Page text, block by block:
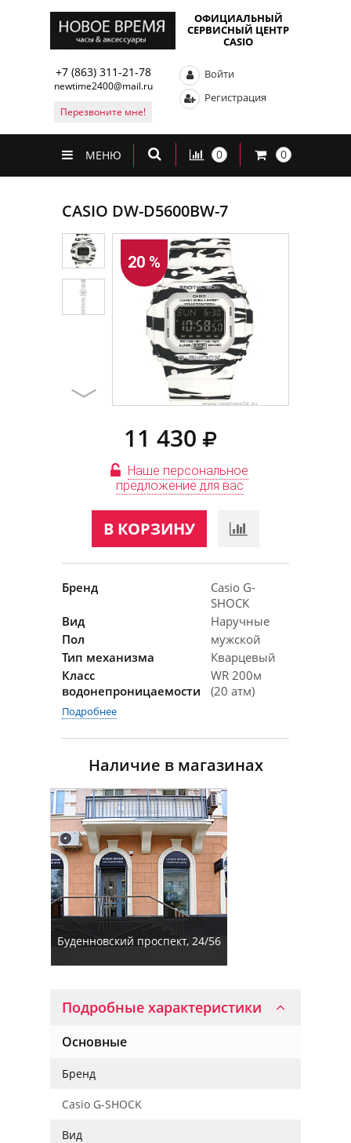
ОФИЦИАЛЬНЫЙ
СЕРВИСНЫЙ ЦЕНТР
CASIO
+7 (863) 311-21-78
newtime2400@mail.ru
Перезвоните мне!
Войти
Регистрация
МЕНЮ 0 0
CASIO DW-D5600BW-7
20 %
11 430
Наше персональное
предложение для вас
В КОРЗИНУ
Бренд
Casio G-
SHOCK
Вид
Наручные
Пол
мужской
Тип механизма
Кварцевый
Класс
водонепроницаемости
WR 200м
(20 атм)
Подробнее
Наличие в магазинах
Буденновский проспект, 24/56
Подробные характеристики
Основные
Бренд
Casio G-SHOCK
Вид